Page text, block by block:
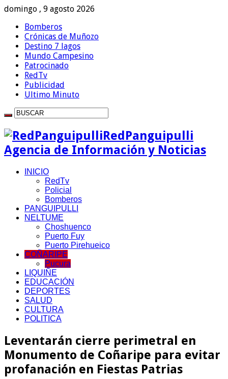
domingo , 9 agosto 2026
Bomberos
Crónicas de Muñozo
Destino 7 lagos
Mundo Campesino
Patrocinado
RedTv
Publicidad
Ultimo Minuto
RedPanguipulli
Agencia de Información y Noticias
INICIO
RedTv
Policial
Bomberos
PANGUIPULLI
NELTUME
Choshuenco
Puerto Fuy
Puerto Pirehueico
COÑARIPE
Pucura
LIQUIÑE
EDUCACIÓN
DEPORTES
SALUD
CULTURA
POLITICA
Leventarán cierre perimetral en
Monumento de Coñaripe para evitar
profanación en Fiestas Patrias